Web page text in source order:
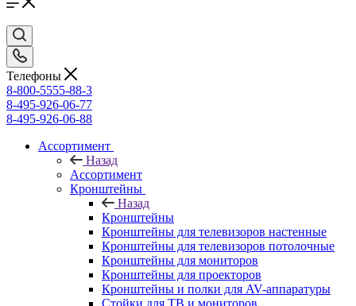
Телефоны
8-800-5555-88-3
8-495-926-06-77
8-495-926-06-88
Ассортимент
Назад
Ассортимент
Кронштейны
Назад
Кронштейны
Кронштейны для телевизоров настенные
Кронштейны для телевизоров потолочные
Кронштейны для мониторов
Кронштейны для проекторов
Кронштейны и полки для AV-аппаратуры
Стойки для ТВ и мониторов